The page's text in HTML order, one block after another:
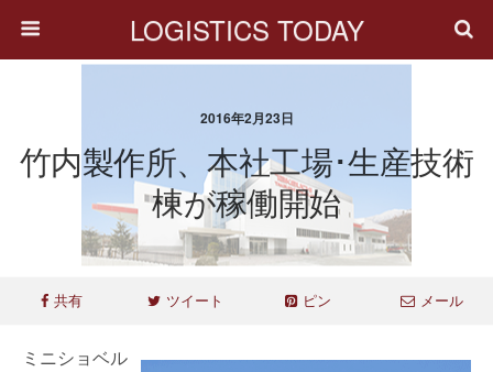
LOGISTICS TODAY
2016年2月23日
竹内製作所、本社工場･生産技術
棟が稼働開始
共有 ツイート ピン メール
ミニショベル